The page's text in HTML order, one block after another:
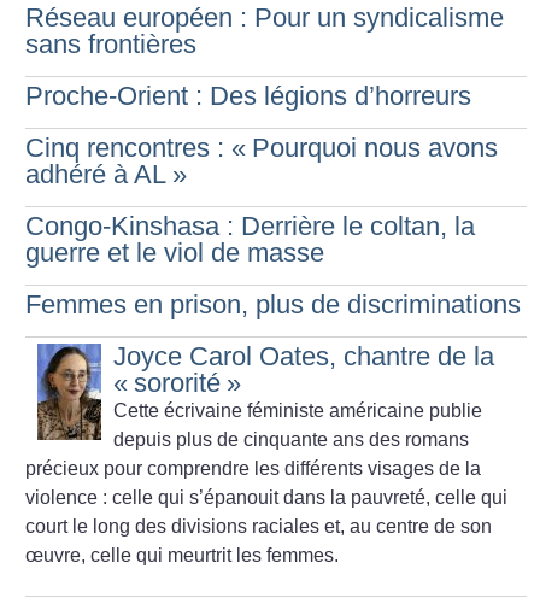
Réseau européen : Pour un syndicalisme
sans frontières
Proche-Orient : Des légions d’horreurs
Cinq rencontres : « Pourquoi nous avons
adhéré à AL »
Congo-Kinshasa : Derrière le coltan, la
guerre et le viol de masse
Femmes en prison, plus de discriminations
Joyce Carol Oates, chantre de la
« sororité »
Cette écrivaine féministe américaine publie
depuis plus de cinquante ans des romans
précieux pour comprendre les différents visages de la
violence : celle qui s’épanouit dans la pauvreté, celle qui
court le long des divisions raciales et, au centre de son
œuvre, celle qui meurtrit les femmes.